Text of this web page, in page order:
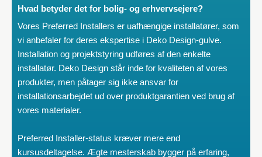
Hvad betyder det for bolig- og erhvervsejere?
Vores Preferred Installers er uafhængige installatører, som
vi anbefaler for deres ekspertise i Deko Design-gulve.
Installation og projektstyring udføres af den enkelte
installatør. Deko Design står inde for kvaliteten af vores
produkter, men påtager sig ikke ansvar for
installationsarbejdet ud over produktgarantien ved brug af
vores materialer.
Preferred Installer-status kræver mere end
kursusdeltagelse. Ægte mesterskab bygger på erfaring,